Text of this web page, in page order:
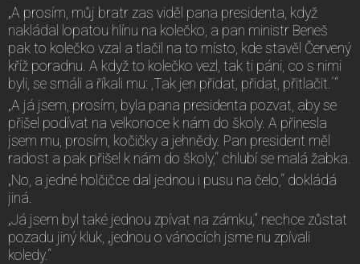
„A prosím, můj bratr zas viděl pana presidenta, když
nakládal lopatou hlínu na kolečko, a pan ministr Beneš
pak to kolečko vzal a tlačil na to místo, kde stavěl Červený
kříž poradnu. A když to kolečko vezl, tak ti páni, co s nimi
byli, se smáli a říkali mu: ,Tak jen přidat, přidat, přitlačit.´“
„A já jsem, prosím, byla pana presidenta pozvat, aby se
přišel podívat na velkonoce k nám do školy. A přinesla
jsem mu, prosím, kočičky a jehnědy. Pan president měl
radost a pak přišel k nám do školy,“ chlubí se malá žabka.
„No, a jedné holčičce dal jednou i pusu na čelo,“ dokládá
jiná.
„Já jsem byl také jednou zpívat na zámku,“ nechce zůstat
pozadu jiný kluk, „jednou o vánocích jsme nu zpívali
koledy.“